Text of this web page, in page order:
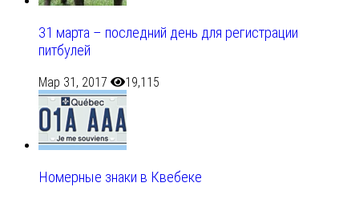
31 марта – последний день для регистрации
питбулей
Мар 31, 2017 19,115
Номерные знаки в Квебеке